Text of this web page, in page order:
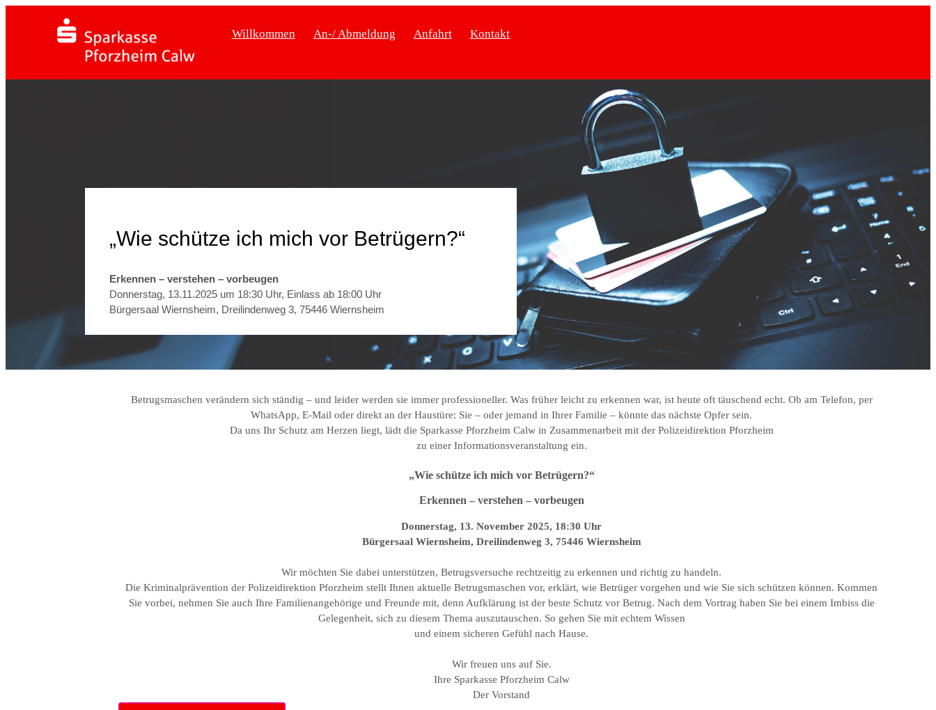
Willkommen An-/ Abmeldung Anfahrt Kontakt
„Wie schütze ich mich vor Betrügern?“
Erkennen – verstehen – vorbeugen
Donnerstag, 13.11.2025 um 18:30 Uhr, Einlass ab 18:00 Uhr
Bürgersaal Wiernsheim, Dreilindenweg 3, 75446 Wiernsheim
Betrugsmaschen verändern sich ständig – und leider werden sie immer professioneller. Was früher leicht zu erkennen war, ist heute oft täuschend echt. Ob am Telefon, per
WhatsApp, E-Mail oder direkt an der Haustüre: Sie – oder jemand in Ihrer Familie – könnte das nächste Opfer sein.
Da uns Ihr Schutz am Herzen liegt, lädt die Sparkasse Pforzheim Calw in Zusammenarbeit mit der Polizeidirektion Pforzheim
zu einer Informationsveranstaltung ein.
„Wie schütze ich mich vor Betrügern?“
Erkennen – verstehen – vorbeugen
Donnerstag, 13. November 2025, 18:30 Uhr
Bürgersaal Wiernsheim, Dreilindenweg 3, 75446 Wiernsheim
Wir möchten Sie dabei unterstützen, Betrugsversuche rechtzeitig zu erkennen und richtig zu handeln.
Die Kriminalprävention der Polizeidirektion Pforzheim stellt Ihnen aktuelle Betrugsmaschen vor, erklärt, wie Betrüger vorgehen und wie Sie sich schützen können. Kommen
Sie vorbei, nehmen Sie auch Ihre Familienangehörige und Freunde mit, denn Aufklärung ist der beste Schutz vor Betrug. Nach dem Vortrag haben Sie bei einem Imbiss die
Gelegenheit, sich zu diesem Thema auszutauschen. So gehen Sie mit echtem Wissen
und einem sicheren Gefühl nach Hause.
Wir freuen uns auf Sie.
Ihre Sparkasse Pforzheim Calw
Der Vorstand